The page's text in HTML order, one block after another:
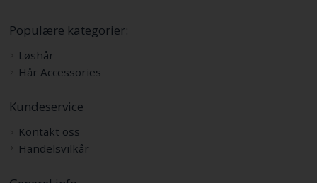
Populære kategorier:
Løshår
Hår Accessories
Kundeservice
Kontakt oss
Handelsvilkår